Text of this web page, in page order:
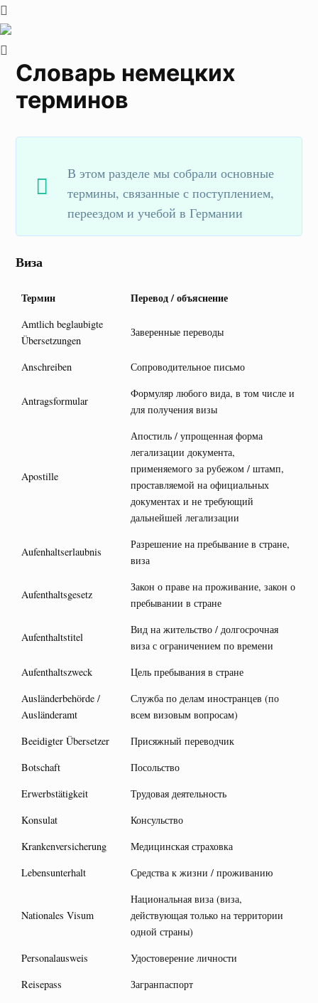
Словарь немецких
терминов
В этом разделе мы собрали основные
термины, связанные с поступлением,
переездом и учебой в Германии
Виза
Термин Перевод / объяснение
Amtlich beglaubigte
Übersetzungen
Заверенные переводы
Anschreiben Сопроводительное письмо
Antragsformular
Формуляр любого вида, в том числе и
для получения визы
Apostille
Апостиль / упрощенная форма
легализации документа,
применяемого за рубежом / штамп,
проставляемой на официальных
документах и не требующий
дальнейшей легализации
Aufenhaltserlaubnis
Разрешение на пребывание в стране,
виза
Aufenthaltsgesetz
Закон о праве на проживание, закон о
пребывании в стране
Aufenthaltstitel
Вид на жительство / долгосрочная
виза с ограничением по времени
Aufenthaltszweck
Цель пребывания в стране
Ausländerbehörde /
Ausländeramt
Служба по делам иностранцев (по
всем визовым вопросам)
Beeidigter Übersetzer
Присяжный переводчик
Botschaft
Посольство
Erwerbstätigkeit
Трудовая деятельность
Konsulat
Консульство
Krankenversicherung
Медицинская страховка
Lebensunterhalt
Средства к жизни / проживанию
Nationales Visum
Национальная виза (виза,
действующая только на территории
одной страны)
Personalausweis
Удостоверение личности
Reisepass
Загранпаспорт